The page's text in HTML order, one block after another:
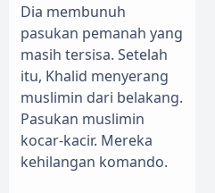
Dia membunuh
pasukan pemanah yang
masih tersisa. Setelah
itu, Khalid menyerang
muslimin dari belakang.
Pasukan muslimin
kocar-kacir. Mereka
kehilangan komando.